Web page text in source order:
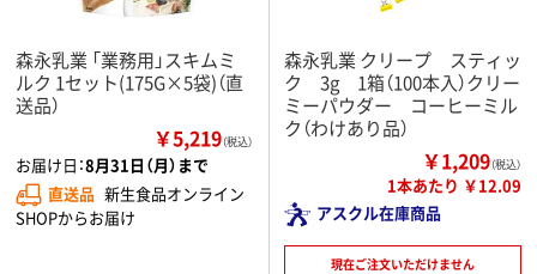
森永乳業 「業務用」スキムミ
ルク 1セット(175G×5袋)（直
送品）
￥5,219（税込）
お届け日：8月31日（月）まで
直送品 新生食品オンライン
SHOPからお届け
森永乳業 クリープ スティッ
ク 3g 1箱（100本入）クリー
ミーパウダー コーヒーミル
ク（わけあり品）
￥1,209（税込）
1本あたり ￥12.09
アスクル在庫商品
現在ご注文いただけません